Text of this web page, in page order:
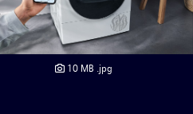
10 MB .jpg